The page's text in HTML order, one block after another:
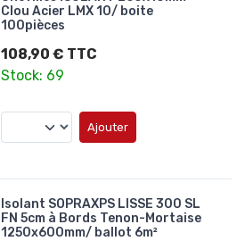
Clou Acier LMX 10/ boite
100pièces
108,90 € TTC
Stock: 69
Ajouter
Isolant SOPRAXPS LISSE 300 SL
FN 5cm à Bords Tenon-Mortaise
1250x600mm/ ballot 6m²